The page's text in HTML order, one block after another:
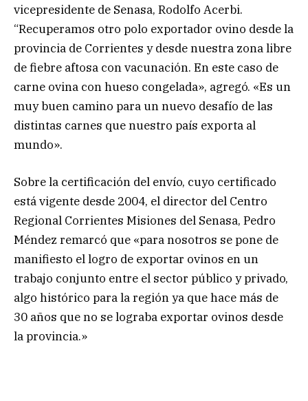
vicepresidente de Senasa, Rodolfo Acerbi.
“Recuperamos otro polo exportador ovino desde la
provincia de Corrientes y desde nuestra zona libre
de fiebre aftosa con vacunación. En este caso de
carne ovina con hueso congelada», agregó. «Es un
muy buen camino para un nuevo desafío de las
distintas carnes que nuestro país exporta al
mundo».
Sobre la certificación del envío, cuyo certificado
está vigente desde 2004, el director del Centro
Regional Corrientes Misiones del Senasa, Pedro
Méndez remarcó que «para nosotros se pone de
manifiesto el logro de exportar ovinos en un
trabajo conjunto entre el sector público y privado,
algo histórico para la región ya que hace más de
30 años que no se lograba exportar ovinos desde
la provincia.»